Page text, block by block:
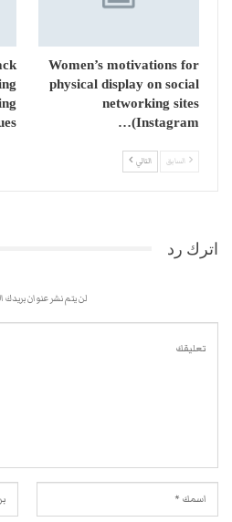
Women’s motivations for
physical display on social
networking sites
(Instagram…
السابق التالي
اترك رد
لن يتم نشر عنوان بريدك